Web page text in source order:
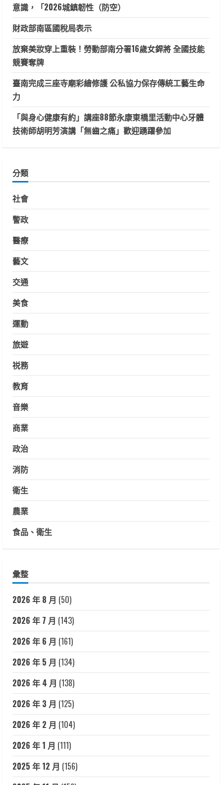
意識，「2026城鎮韌性（防空）
財政部南區國稅局表示
放棄美妝穿上重裝！勞動部南分署16歲女銲將 全國技能
競賽奪牌
臺南完成三座寺廟彩繪修護 公私協力保存傳統工藝生命
力
「與身心健康有約」講座88節永康東橋里活動中心牙體
技術師胡明芳演講「無齒之痛」歡迎踴躍參加
分類
社會
警政
醫療
藝文
交通
美食
運動
旅遊
祱務
教育
音樂
商業
政治
消防
衛生
農業
食品、衛生
彙整
2026 年 8 月 (50)
2026 年 7 月 (143)
2026 年 6 月 (161)
2026 年 5 月 (134)
2026 年 4 月 (138)
2026 年 3 月 (125)
2026 年 2 月 (104)
2026 年 1 月 (111)
2025 年 12 月 (156)